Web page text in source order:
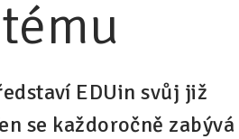
EDUin svůj již
se každoročně zabývá